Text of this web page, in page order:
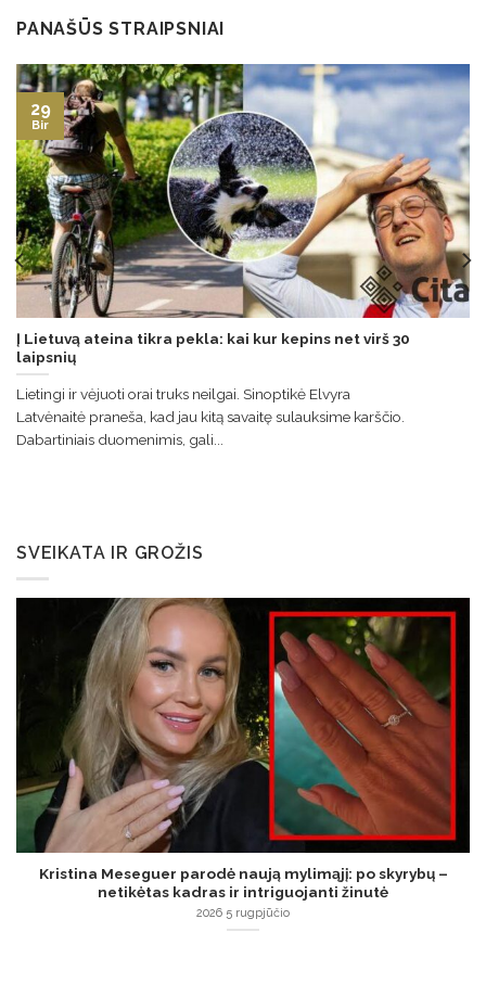
PANAŠŪS STRAIPSNIAI
Į Lietuvą ateina tikra pekla: kai kur kepins net virš 30
laipsnių
Lietingi ir vėjuoti orai truks neilgai. Sinoptikė Elvyra
Latvėnaitė praneša, kad jau kitą savaitę sulauksime karščio.
Dabartiniais duomenimis, gali...
29
Bir
SVEIKATA IR GROŽIS
Kristina Meseguer parodė naują mylimąjį: po skyrybų –
netikėtas kadras ir intriguojanti žinutė
2026 5 rugpjūčio